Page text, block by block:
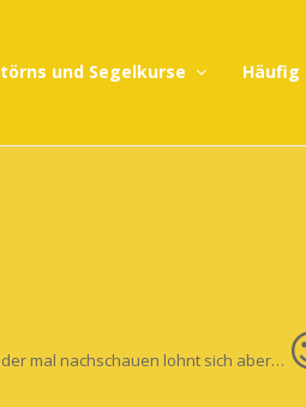
und Segelkurse
mal nachschauen lohnt sich aber…